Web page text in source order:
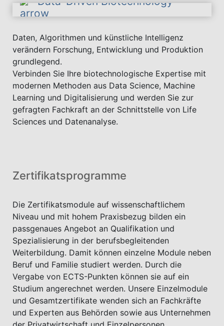
Daten, Algorithmen und künstliche Intelligenz
verändern Forschung, Entwicklung und Produktion
grundlegend.
Verbinden Sie Ihre biotechnologische Expertise mit
modernen Methoden aus Data Science, Machine
Learning und Digitalisierung und werden Sie zur
gefragten Fachkraft an der Schnittstelle von Life
Sciences und Datenanalyse.
Zertifikatsprogramme
Die Zertifikatsmodule auf wissenschaftlichem
Niveau und mit hohem Praxisbezug bilden ein
passgenaues Angebot an Qualifikation und
Spezialisierung in der berufsbegleitenden
Weiterbildung. Damit können einzelne Module neben
Beruf und Familie studiert werden. Durch die
Vergabe von ECTS-Punkten können sie auf ein
Studium angerechnet werden. Unsere Einzelmodule
und Gesamtzertifikate wenden sich an Fachkräfte
und Experten aus Behörden sowie aus Unternehmen